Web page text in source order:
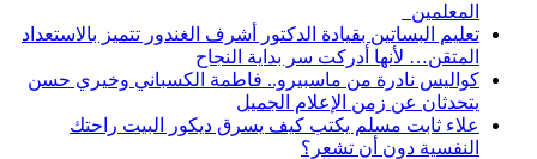
المعلمين
تعليم البساتين بقيادة الدكتور أشرف الغندور تتميز بالاستعداد
المتقن… لأنها أدركت سر بداية النجاح
كواليس نادرة من ماسبيرو.. فاطمة الكسباني وخيري حسن
يتحدثان عن زمن الإعلام الجميل
علاء ثابت مسلم يكتب كيف يسرق ديكور البيت راحتك
النفسية دون أن تشعر؟